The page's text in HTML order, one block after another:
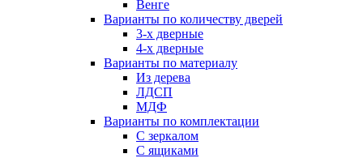
Венге
Варианты по количеству дверей
3-х дверные
4-х дверные
Варианты по материалу
Из дерева
ЛДСП
МДФ
Варианты по комплектации
С зеркалом
С ящиками